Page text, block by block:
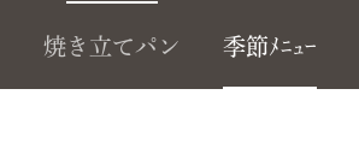
焼き立てパン 季節ﾒﾆｭｰ